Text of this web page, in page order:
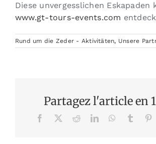
Diese unvergesslichen Eskapaden
www.gt-tours-events.com
Rund um die Zeder - Aktivitäten, Unsere
Partagez l'article en
Facebook RedditLinkedInWhatsApp
Tumblr